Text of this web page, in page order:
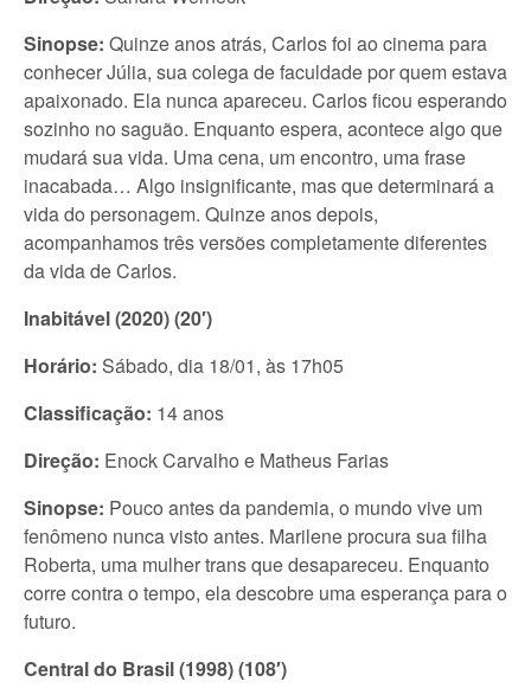
Sinopse: Quinze anos atrás, Carlos foi ao cinema para
conhecer Júlia, sua colega de faculdade por quem estava
apaixonado. Ela nunca apareceu. Carlos ficou esperando
sozinho no saguão. Enquanto espera, acontece algo que
mudará sua vida. Uma cena, um encontro, uma frase
inacabada… Algo insignificante, mas que determinará a
vida do personagem. Quinze anos depois,
acompanhamos três versões completamente diferentes
da vida de Carlos.
Inabitável (2020) (20′)
Horário: Sábado, dia 18/01, às 17h05
Classificação: 14 anos
Direção: Enock Carvalho e Matheus Farias
Sinopse: Pouco antes da pandemia, o mundo vive um
fenômeno nunca visto antes. Marilene procura sua filha
Roberta, uma mulher trans que desapareceu. Enquanto
corre contra o tempo, ela descobre uma esperança para o
futuro.
Central do Brasil (1998) (108′)